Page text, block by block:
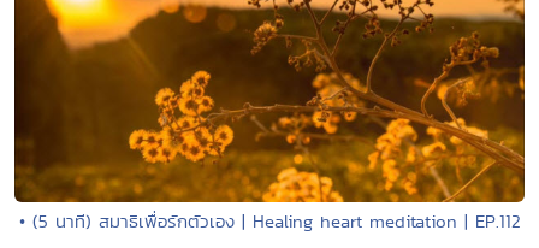
• (5 นาที) สมาธิเพื่อรักตัวเอง | Healing heart meditation | EP.112